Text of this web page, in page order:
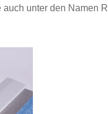
unter den Namen